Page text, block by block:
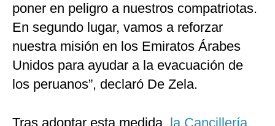
poner en peligro a nuestros compatriotas.
En segundo lugar, vamos a reforzar
nuestra misión en los Emiratos Árabes
Unidos para ayudar a la evacuación de
los peruanos”, declaró De Zela.
Tras adoptar esta medida, la Cancillería